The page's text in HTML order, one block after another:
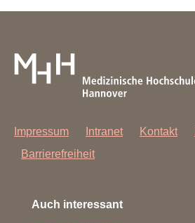
Impressum Intranet Kontakt
Barrierefreiheit
Auch interessant